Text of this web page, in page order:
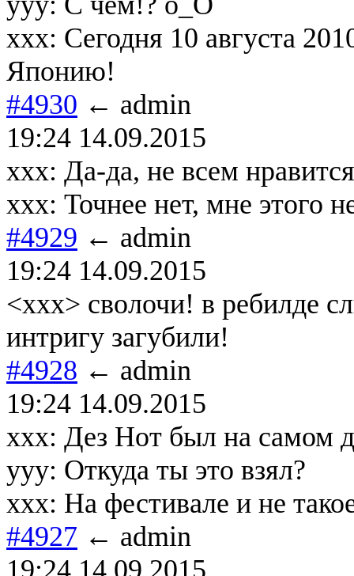
ххх: Сегодня 10 августа
Японию!
#4930 ← admin
19:24 14.09.2015
xxx: Да-да, не всем
xxx: Точнее нет, мне этого
#4929 ← admin
19:24 14.09.2015
<xxx> сволочи! в ребилде
интригу загубили!
#4928 ← admin
19:24 14.09.2015
xxx: Дез Нот был на самом
yyy: Откуда ты это взял?
xxx: На фестивале и не
#4927 ← admin
19:24 14.09.2015